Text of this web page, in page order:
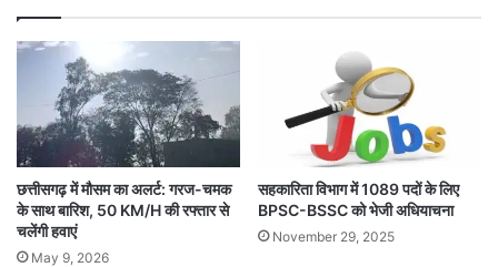
छत्तीसगढ़ में मौसम का अलर्ट: गरज-चमक
के साथ बारिश, 50 KM/H की रफ्तार से
चलेंगी हवाएं
May 9, 2026
सहकारिता विभाग में 1089 पदों के लिए
BPSC-BSSC को भेजी अधियाचना
November 29, 2025